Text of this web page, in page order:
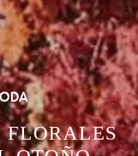
FLORALES